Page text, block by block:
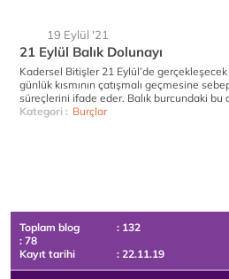
19 Eylül '21
21 Eylül Balık Dolunayı
Kadersel Bitişler 21 Eylül’de gerçekleşecek
günlük kısmının çatışmalı geçmesine
süreçlerini ifade eder. Balık burcundaki bu
Kategori : Burçlar
Toplam blog
: 132
: 78
Kayıt tarihi
: 22.11.19